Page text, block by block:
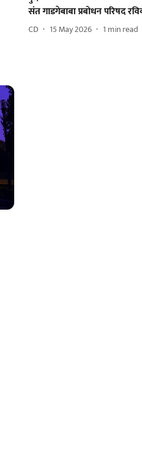
संत गाडगेबाबा प्रबोधन परिषद
CD 15 May 2026 1 min read